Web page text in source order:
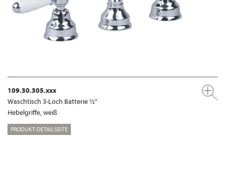
109.30.305.xxx
Waschtisch 3-Loch Batterie ½"
Hebelgriffe, weiß
PRODUKT-DETAILSEITE